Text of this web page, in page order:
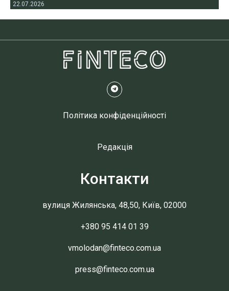
22.07.2026
Політика конфіденційності
Редакція
Контакти
вулиця Жилянська, 48,50, Київ, 02000
+380 95 414 01 39
vmolodan@finteco.com.ua
press@finteco.com.ua